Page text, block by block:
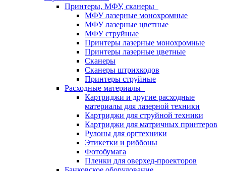
Принтеры, МФУ, сканеры
МФУ лазерные монохромные
МФУ лазерные цветные
МФУ струйные
Принтеры лазерные монохромные
Принтеры лазерные цветные
Сканеры
Сканеры штрихкодов
Принтеры струйные
Расходные материалы
Картриджи и другие расходные
материалы для лазерной техники
Картриджи для струйной техники
Картриджи для матричных принтеров
Рулоны для оргтехники
Этикетки и риббоны
Фотобумага
Пленки для оверхед-проекторов